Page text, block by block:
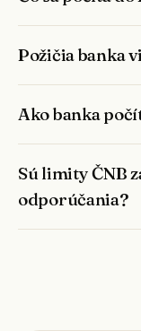
Požičia banka
Ako banka
Sú limity ČNB
odporúčania?